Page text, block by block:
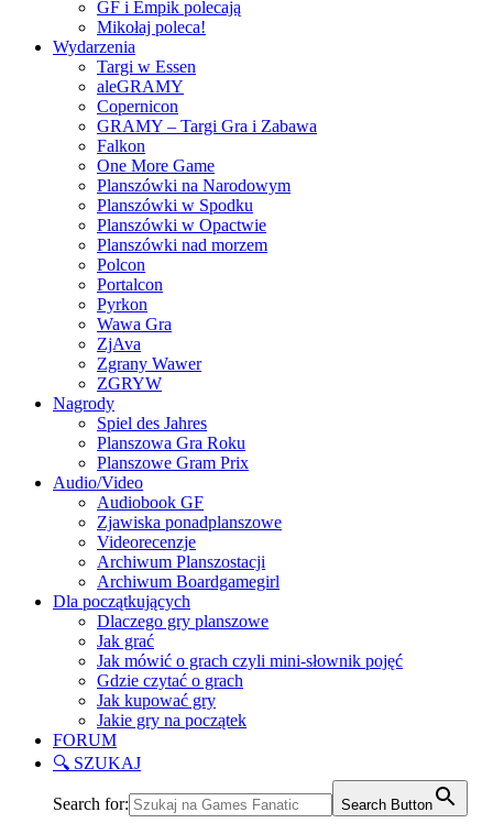
GF i Empik polecają
Mikołaj poleca!
Wydarzenia
Targi w Essen
aleGRAMY
Copernicon
GRAMY – Targi Gra i Zabawa
Falkon
One More Game
Planszówki na Narodowym
Planszówki w Spodku
Planszówki w Opactwie
Planszówki nad morzem
Polcon
Portalcon
Pyrkon
Wawa Gra
ZjAva
Zgrany Wawer
ZGRYW
Nagrody
Spiel des Jahres
Planszowa Gra Roku
Planszowe Gram Prix
Audio/Video
Audiobook GF
Zjawiska ponadplanszowe
Videorecenzje
Archiwum Planszostacji
Archiwum Boardgamegirl
Dla początkujących
Dlaczego gry planszowe
Jak grać
Jak mówić o grach czyli mini-słownik pojęć
Gdzie czytać o grach
Jak kupować gry
Jakie gry na początek
FORUM
🔍 SZUKAJ
Search for: Search Button